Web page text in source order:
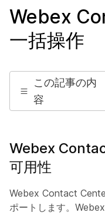
Webex
一括操作
この記事の内
容
Webex
可用性
Webex Contact
ポートします。